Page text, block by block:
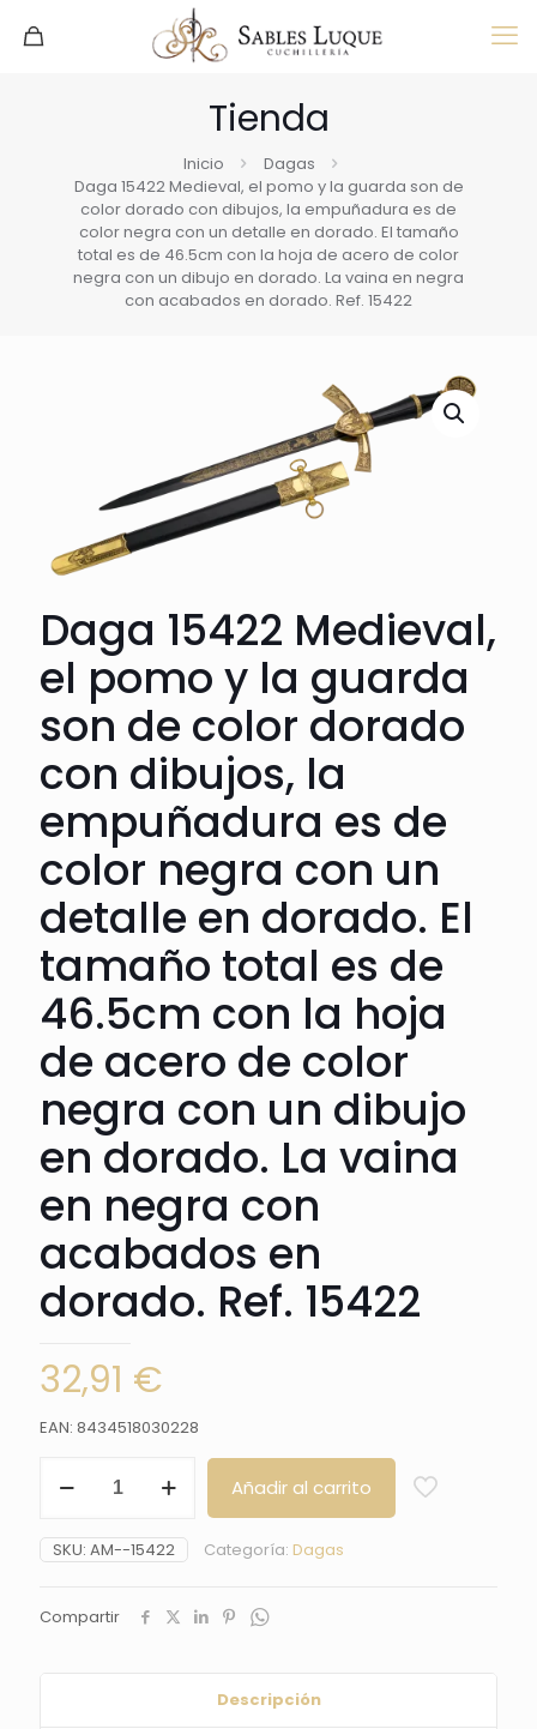
Tienda
Inicio
Dagas
Daga 15422 Medieval, el pomo y la guarda son de
color dorado con dibujos, la empuñadura es de
color negra con un detalle en dorado. El tamaño
total es de 46.5cm con la hoja de acero de color
negra con un dibujo en dorado. La vaina en negra
con acabados en dorado. Ref. 15422
Daga 15422 Medieval,
el pomo y la guarda
son de color dorado
con dibujos, la
empuñadura es de
color negra con un
detalle en dorado. El
tamaño total es de
46.5cm con la hoja
de acero de color
negra con un dibujo
en dorado. La vaina
en negra con
acabados en
dorado. Ref. 15422
32,91 €
EAN: 8434518030228
15422
el
pomo
guarda
Añadir al carrito
SKU: AM--15422 Categoría: Dagas
Compartir
Descripción